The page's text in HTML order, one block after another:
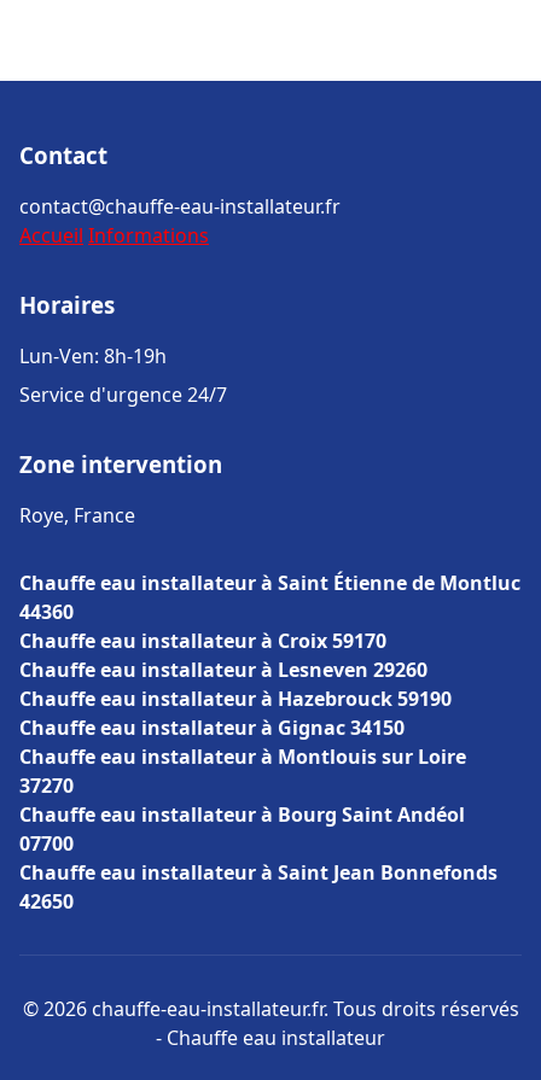
Contact
contact@chauffe-eau-installateur.fr
Accueil Informations
Horaires
Lun-Ven: 8h-19h
Service d'urgence 24/7
Zone intervention
Roye, France
Chauffe eau installateur à Saint Étienne de Montluc
44360
Chauffe eau installateur à Croix 59170
Chauffe eau installateur à Lesneven 29260
Chauffe eau installateur à Hazebrouck 59190
Chauffe eau installateur à Gignac 34150
Chauffe eau installateur à Montlouis sur Loire
37270
Chauffe eau installateur à Bourg Saint Andéol
07700
Chauffe eau installateur à Saint Jean Bonnefonds
42650
© 2026 chauffe-eau-installateur.fr. Tous droits réservés
- Chauffe eau installateur